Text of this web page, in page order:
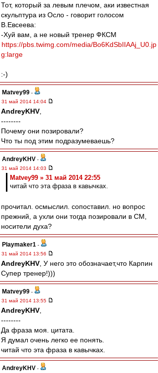
Тот, который за левым плечом, аки известная
скульптура из Осло - говорит голосом
В.Евсеева:
-Хуй вам, а не новый тренер ФКСМ
https://pbs.twimg.com/media/Bo6KdSbIIAAj_U0.jp
g:large
:-)
Matvey99 -
31 май 2014 14:04
AndreyKHV
--------
Почему они позировали?
Что ты под этим подразумеваешь?
AndreyKHV -
31 май 2014 14:03
Matvey99 » 31 май 2014 22:55
читай что эта фраза в кавычках.
прочитал. осмыслил. сопоставил. но вопрос
прежний, а ухли они тогда позировали в СМ,
носители духа?
Playmaker1 -
31 май 2014 13:56
AndreyKHV , У него это обозначает,что Карпин
Супер тренер!)))
Matvey99 -
31 май 2014 13:55
AndreyKHV
--------
Да фраза моя. цитата.
Я думал очень легко ее понять.
читай что эта фраза в кавычках.
AndreyKHV -